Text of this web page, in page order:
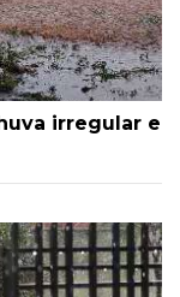
irregular e